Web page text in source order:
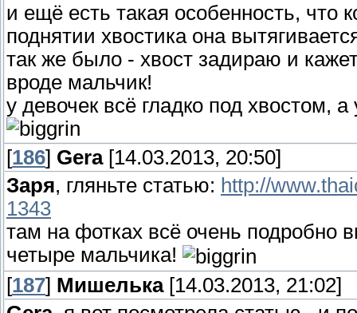
и ещё есть такая особенность, что
поднятии хвостика она
так же было - хвост задираю и
вроде мальчик!
у девочек всё гладко под хвостом,
[186] Gera[14.03.2013, 20:50]
Заря, гляньте статью: http://
1343
там на фотках всё очень подробно
четыре мальчика!
[187] Мишелька[14.03.2013, 21:02]